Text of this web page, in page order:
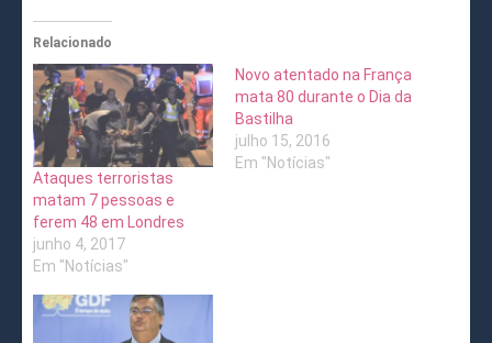
Relacionado
Ataques terroristas
matam 7 pessoas e
ferem 48 em Londres
junho 4, 2017
Em "Notícias"
Novo atentado na França
mata 80 durante o Dia da
Bastilha
julho 15, 2016
Em "Notícias"